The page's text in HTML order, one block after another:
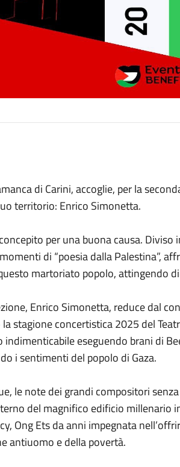
di Carini, accoglie, per la
territorio: Enrico Simonetta.
per una buona causa.
di “poesia dalla Palestina”,
martoriato popolo, attingendo
Enrico Simonetta, reduce dal
stagione concertistica 2025 del
eseguendo brani di
i sentimenti del popolo di Gaza.
le note dei grandi compositori
del magnifico edificio millenario
Ong Ets da anni impegnata
antiuomo e della povertà.